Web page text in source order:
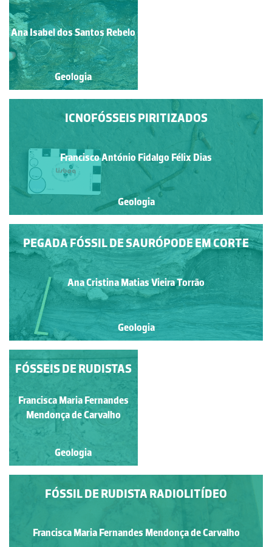
Ana Isabel dos Santos
Rebelo
Geologia
ICNOFÓSSEIS PIRITIZADOS
Francisco António Fidalgo Félix Dias
Geologia
Ana Isabel dos Santos Rebelo
Geologia
PEGADA FÓSSIL DE SAURÓPODE EM CORTE
Ana Cristina Matias Vieira Torrão
Geologia
CORTE TRANSVESAL
E LONGITUDINAL DE
UM FÓSSIL DE
RUDISTA
Francisca Maria Fernandes
Mendonça de Carvalho
Geologia
FÓSSIL DE RUDISTA RADIOLITÍDEO
Francisca Maria Fernandes Mendonça de Carvalho
FÓSSEIS DE RUDISTAS
Francisca Maria Fernandes
Mendonça de Carvalho
Geologia